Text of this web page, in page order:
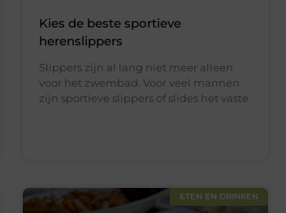
Kies de beste sportieve
herenslippers
Slippers zijn al lang niet meer alleen
voor het zwembad. Voor veel mannen
zijn sportieve slippers of slides het vaste
ETEN EN DRINKEN